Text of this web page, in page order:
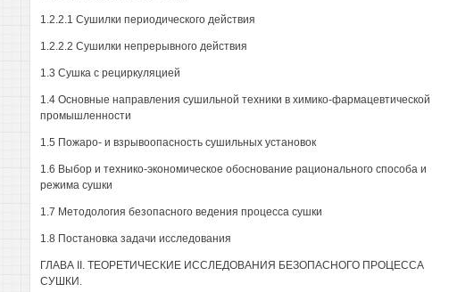
1.2.2.1 Сушилки периодического действия
1.2.2.2 Сушилки непрерывного действия
1.3 Сушка с рециркуляцией
1.4 Основные направления сушильной техники в химико-фармацевтической
промышленности
1.5 Пожаро- и взрывоопасность сушильных установок
1.6 Выбор и технико-экономическое обоснование рационального способа и
режима сушки
1.7 Методология безопасного ведения процесса сушки
1.8 Постановка задачи исследования
ГЛАВА II. ТЕОРЕТИЧЕСКИЕ ИССЛЕДОВАНИЯ БЕЗОПАСНОГО ПРОЦЕССА
СУШКИ.